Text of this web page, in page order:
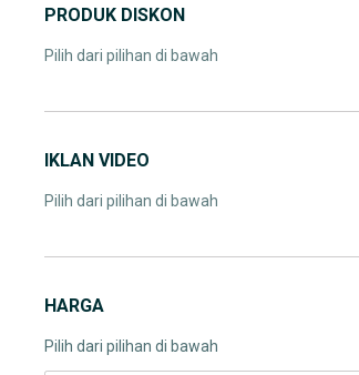
PRODUK DISKON
Pilih dari pilihan di bawah
IKLAN VIDEO
Pilih dari pilihan di bawah
HARGA
Pilih dari pilihan di bawah